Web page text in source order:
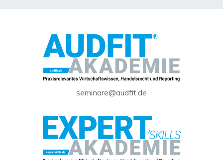
seminare@audfit.de